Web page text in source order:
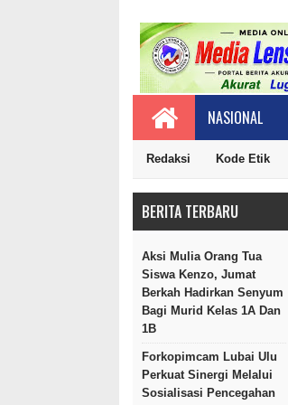
NASIONAL
Redaksi Kode Etik
BERITA TERBARU
Aksi Mulia Orang Tua
Siswa Kenzo, Jumat
Berkah Hadirkan Senyum
Bagi Murid Kelas 1A Dan
1B
Forkopimcam Lubai Ulu
Perkuat Sinergi Melalui
Sosialisasi Pencegahan